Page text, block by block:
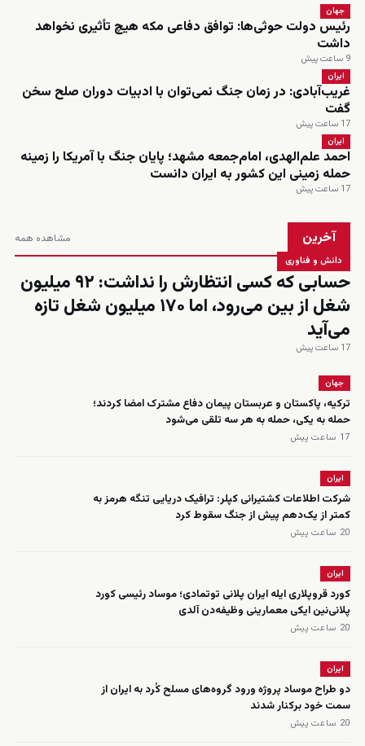
جهان
رئیس دولت حوثی‌ها: توافق دفاعی مکه هیچ تأثیری نخواهد
داشت
9 ساعت پیش
ایران
غریب‌آبادی: در زمان جنگ نمی‌توان با ادبیات دوران صلح سخن
گفت
17 ساعت پیش
ایران
احمد علم‌الهدی، امام‌جمعه مشهد؛ پایان جنگ با آمریکا را زمینه
حمله زمینی این کشور به ایران دانست
17 ساعت پیش
آخرین مشاهده همه
دانش و فناوری
حسابی که کسی انتظارش را نداشت: ۹۲ میلیون
شغل از بین می‌رود، اما ۱۷۰ میلیون شغل تازه
می‌آید
17 ساعت پیش
جهان
ترکیه، پاکستان و عربستان پیمان دفاع مشترک امضا کردند؛
حمله به یکی، حمله به هر سه تلقی می‌شود
17 ساعت پیش
ایران
شرکت اطلاعات کشتیرانی کپلر: ترافیک دریایی تنگه هرمز به
کمتر از یک‌دهم پیش از جنگ سقوط کرد
20 ساعت پیش
ایران
کورد قروپلاری ایله ایران پلانی توتمادی؛ موساد رئیسی کورد
پلانی‌نین ایکی معمارینی وظیفه‌دن آلدی
20 ساعت پیش
ایران
دو طراح موساد پروژه ورود گروه‌های مسلح کُرد به ایران از
سمت خود برکنار شدند
20 ساعت پیش